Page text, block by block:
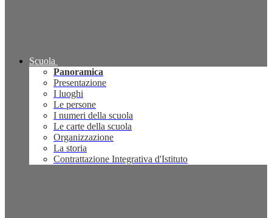
Scuola
Panoramica
Presentazione
I luoghi
Le persone
I numeri della scuola
Le carte della scuola
Organizzazione
La storia
Contrattazione Integrativa d'Istituto